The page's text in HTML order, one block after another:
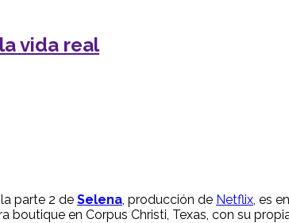
vida real
parte 2 de Selena , producción de Netflix , es
en Corpus Christi, Texas, con su